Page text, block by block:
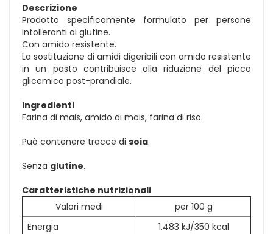
Descrizione
Prodotto specificamente formulato per persone
intolleranti al glutine.
Con amido resistente.
La sostituzione di amidi digeribili con amido resistente
in un pasto contribuisce alla riduzione del picco
glicemico post-prandiale.
Ingredienti
Farina di mais, amido di mais, farina di riso.
Può contenere tracce di soia.
Senza glutine.
Caratteristiche nutrizionali
Valori medi
per 100 g
Energia
1.483 kJ/350 kcal